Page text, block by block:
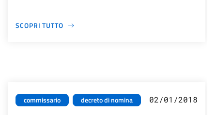
SCOPRI TUTTO
commissario decreto di nomina 02/01/2018